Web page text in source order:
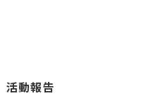
動報告